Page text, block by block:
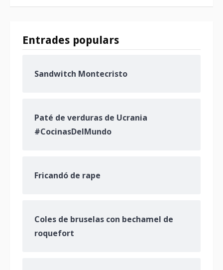
Entrades populars
Sandwitch Montecristo
Paté de verduras de Ucrania
#CocinasDelMundo
Fricandó de rape
Coles de bruselas con bechamel de
roquefort